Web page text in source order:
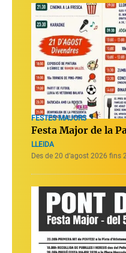
FESTES MAJORS
Festa Major de la
LLEIDA
Des de 20 d’agost 2026 fins